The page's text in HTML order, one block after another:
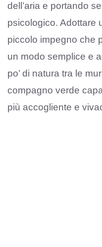
dell’aria e portando
psicologico. Adottare
piccolo impegno che
un modo semplice e
po’ di natura tra le
compagno verde
più accogliente e